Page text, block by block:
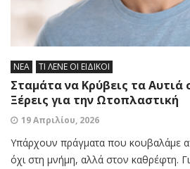
ΝΕΑ ΤΙ ΛΕΝΕ ΟΙ ΕΙΔΙΚΟΙ
Σταμάτα να Κρύβεις τα Αυτιά
Ξέρεις για την Ωτοπλαστική
19 Απριλίου, 2026
Υπάρχουν πράγματα που κουβαλάμε
όχι στη μνήμη, αλλά στον καθρέφτη.